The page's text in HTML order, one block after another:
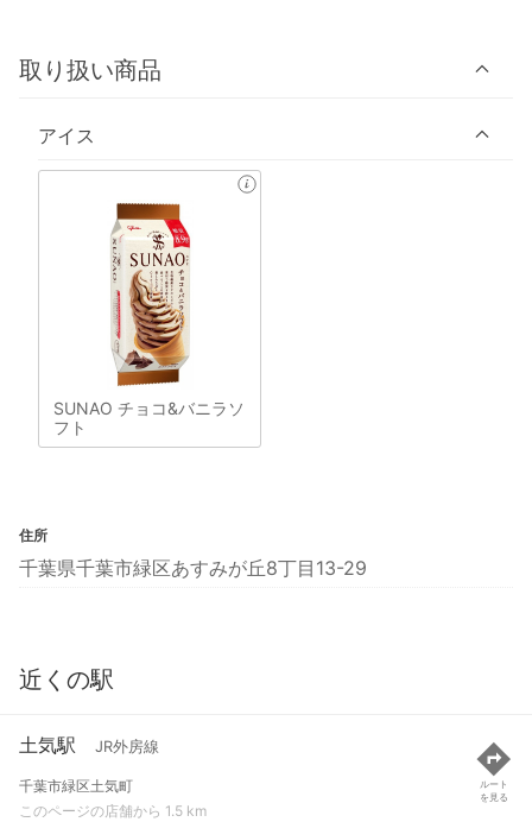
取り扱い商品
アイス
SUNAO チョコ&バニラソ
フト
住所
千葉県千葉市緑区あすみが丘8丁目13-29
近くの駅
土気駅 JR外房線
千葉市緑区土気町
このページの店舗から 1.5 km
ルート
を見る